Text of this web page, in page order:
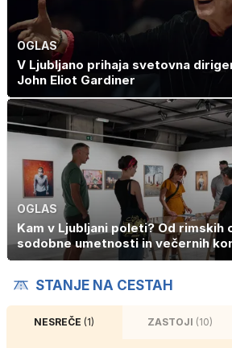
OGLAS
V Ljubljano prihaja svetovna
John Eliot Gardiner
OGLAS
Kam v Ljubljani poleti? Od rimskih
sodobne umetnosti in večernih
STANJE NA CESTAH
NESREČE(1) ZASTOJI (10)